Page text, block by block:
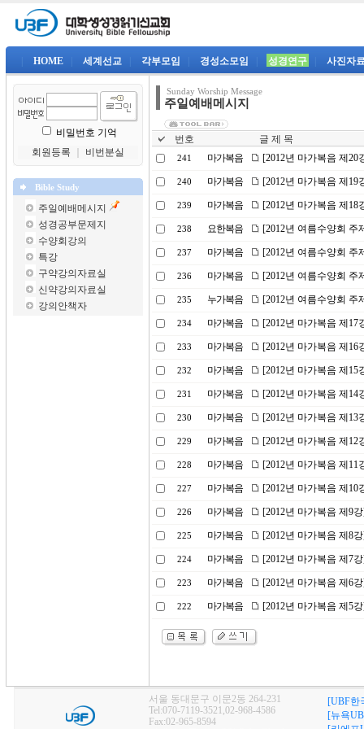
HOME 세계선교 각부모임 경성소모임 성경연구 사진자
비밀번호 기억
회원등록
비번분실
Bible Study
주일예배메시지
성경공부문제지
수양회강의
특강
구약강의자료실
신약강의자료실
강의안책자
Sunday Worship Message
주일예배메시지
번호 글 제 목
241 마가복음 [2012년 마가복음 제
240 마가복음 [2012년 마가복음 제19
239 마가복음 [2012년 마가복음 제18
238 요한복음 [2012년 여름수양회 주
237 마가복음 [2012년 여름수양회 주
236 마가복음 [2012년 여름수양회 주
235 누가복음 [2012년 여름수양회 주
234 마가복음 [2012년 마가복음 제
233 마가복음 [2012년 마가복음 제
232 마가복음 [2012년 마가복음 제15
231 마가복음 [2012년 마가복음 제14
230 마가복음 [2012년 마가복음 제
229 마가복음 [2012년 마가복음 제12
228 마가복음 [2012년 마가복음 제11
227 마가복음 [2012년 마가복음 제10
226 마가복음 [2012년 마가복음 제9
225 마가복음 [2012년 마가복음 제8
224 마가복음 [2012년 마가복음 제7
223 마가복음 [2012년 마가복음 제6
222 마가복음 [2012년 마가복음 제5
서울 동대문구 이문2동 264-231
Tel:070-7119-3521,02-968-4586
Fax:02-965-8594
[UBF한
[뉴욕